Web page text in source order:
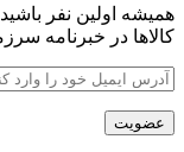
همیشه اولین نفر
کالاها در خبرنامه